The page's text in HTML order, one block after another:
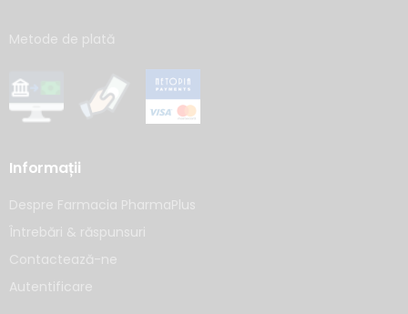
Metode de plată
Informații
Despre Farmacia PharmaPlus
Întrebări & răspunsuri
Contactează-ne
Autentificare